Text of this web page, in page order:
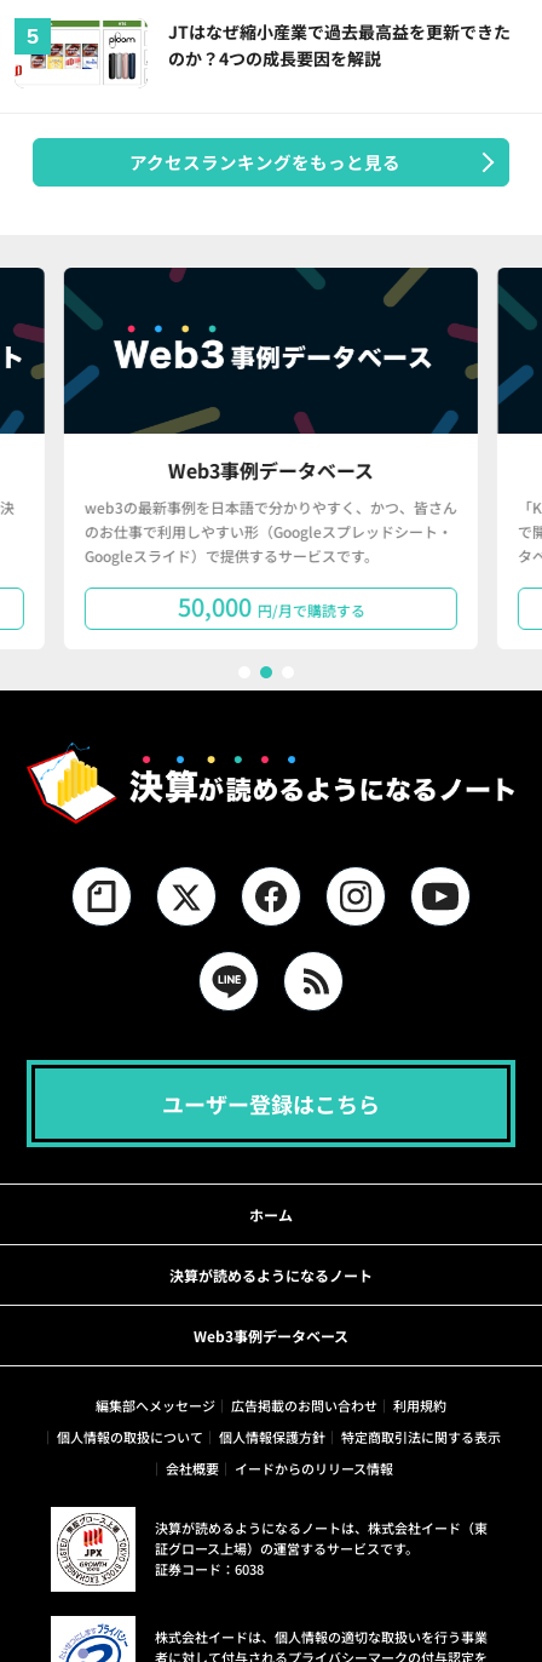
JTはなぜ縮小産業で過去最高益を更新できた
のか？4つの成長要因を解説
アクセスランキングをもっと見る
Web3事例データベース
web3の最新事例を日本語で分かりやすく、かつ、皆さん
のお仕事で利用しやすい形（Googleスプレッドシート・
Googleスライド）で提供するサービスです。
50,000 円/月で購読する
で
タ
ユーザー登録はこちら
ホーム
決算が読めるようになるノート
Web3事例データベース
編集部へメッセージ 広告掲載のお問い合わせ
利用規約
個人情報の取扱について
個人情報保護方針
特定商取引法に関する表示
会社概要
イードからのリリース情報
決算が読めるようになるノートは、株式会社イード（東
証グロース上場）の運営するサービスです。
証券コード：6038
株式会社イードは、個人情報の適切な取扱いを行う事業
者に対して付与されるプライバシーマークの付与認定を